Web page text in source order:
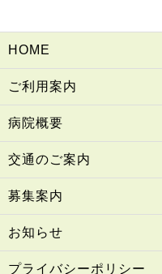
HOME
ご利用案内
病院概要
交通のご案内
募集案内
お知らせ
プライバシーポリシー